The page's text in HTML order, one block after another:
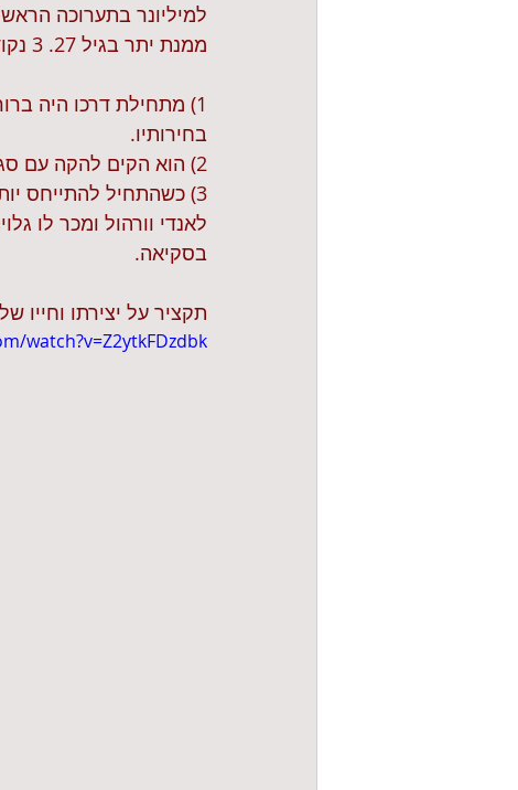
ממנת יתר בגיל 27. 3 נקודות השופכות אור על דרכו ואישיותו המיוחדת:
1) מתחילת דרכו היה
בחירותיו.
2) הוא הקים להקה עם סגנון אקספרימנטלי בניו יורק, מבלי לדעת לנגן.
3) כשהתחיל להתייחס
בסקיאה.
תקציר על יצירתו
watch?v=Z2ytkFDzdbk